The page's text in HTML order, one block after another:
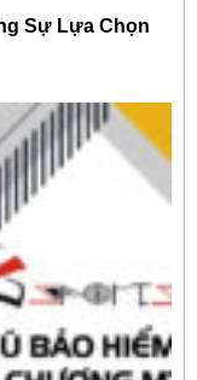
Sự Lựa Chọn